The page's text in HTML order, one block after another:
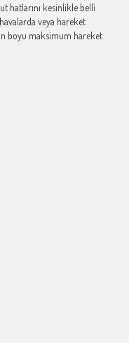
hatlarını kesinlikle belli
veya hareket
boyu maksimum hareket